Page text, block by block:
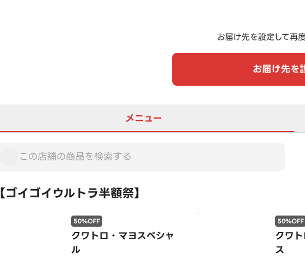
お届け先を設定して再
お届け先を
メニュー
【ゴイゴイウルトラ半額祭】
クワトロ・マヨスペシャ
ル
50%OFF
クワ
ス
50%OFF